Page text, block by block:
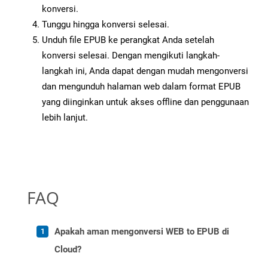
konversi.
Tunggu hingga konversi selesai.
Unduh file EPUB ke perangkat Anda setelah
konversi selesai. Dengan mengikuti langkah-
langkah ini, Anda dapat dengan mudah mengonversi
dan mengunduh halaman web dalam format EPUB
yang diinginkan untuk akses offline dan penggunaan
lebih lanjut.
FAQ
Apakah aman mengonversi WEB to EPUB di
Cloud?